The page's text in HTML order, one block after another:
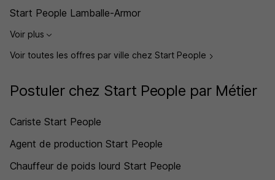
Start People Lamballe-Armor
Voir plus
Voir toutes les offres par ville chez Start People
Postuler chez Start People par Métier
Cariste Start People
Agent de production Start People
Chauffeur de poids lourd Start People